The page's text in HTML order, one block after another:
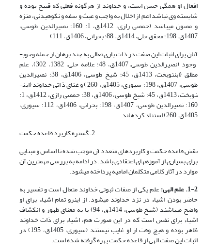
افعال او همگی حسن است، و خداوند از هرگونه فعلی که قبیح بوده و
شایسته وی نباشد اعم از اخلال به واجب و عبث و سفه و نکوهیدنی، منزه
و مصون می­باشد (حمصی رازی­، 1412ق، 1: 160؛ نصیرالدین طوسی،
1407ق، 198؛ محقق حلی، 1414ق، 88؛ بحرانی، 1406ق، 111)
آنان برای اثبات این صفت در ذات باری تعالی به چند برهان از جمله وجوب­
وجود (نصیرالدین طوسی، 1407ق، 48؛ علامه حلی، 1382، 302)، علم
مطلق (ابن­نوبخت، 1413ق، 45؛ شیخ طوسی، 1406ق، 38؛ نصیرالدین
طوسی، 1407ق، 198؛ سیوری، 1405ق، 260) و غنای ذاتی خداوند (ابن­
نوبخت، 1413ق، 45؛ شیخ طوسی، 1406ق، 38؛ حمصی رازی، 1412ق، 1:
160؛ نصیرالدین طوسی، 1407ق، 198؛ بحرانی، 1406ق، 112؛ سیوری،
1405ق، 260) استناد کرده­اند.
2. گستره کاربرد قاعده حکمت
نقش قاعده حکمت و کاربردهای متعدد آن موجب شده تا اساس و مبنایی
برای بسیاری از آموزه­های اعتقادی باشد. در ادامه به بررسی مهم­ترین آن
موارد در آثار کلامی متکلمان امامیه پرداخته می­شود.
1-2. علم الهی:
علم یکی از صفات ثبوتی خداوند متعال است و تفسیر به
حاضر بودن اشیاء در نزد خداوند می­شود. از این­رو تمام اشیاء برای او
واضح می­باشند (شیخ طوسی، 1414ق، 94) یا به معنای ظهور و انکشاف
اشیاء برای نفس است که در این صورت هم، اشیاء برای ذات خداوند
ظاهر بوده و هیچ وقت از او غایب نیستند (سیوری، 1405ق، 195) در
اثبات این صفت الهی از قاعده حکمت بهره گرفته شده است.